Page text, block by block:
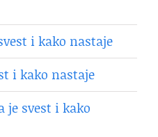
i kako nastaje
i kako nastaje
je svest i kako